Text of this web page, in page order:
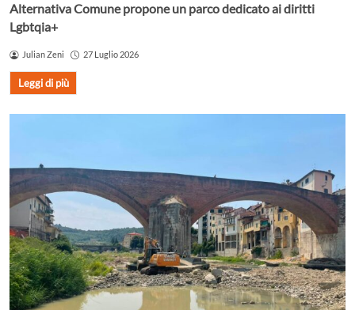
Alternativa Comune propone un parco dedicato ai diritti
Lgbtqia+
Julian Zeni 27 Luglio 2026
Leggi di più